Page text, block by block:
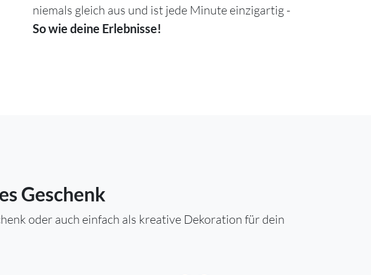
niemals gleich aus und ist jede Minute einzigartig -
So wie deine Erlebnisse!
Geschenk
oder auch einfach als kreative Dekoration für dein